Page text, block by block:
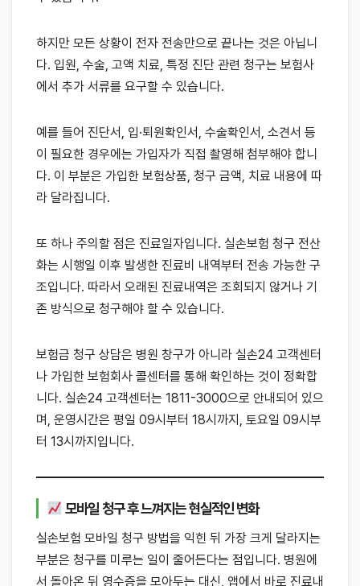
하지만 모든 상황이 전자 전송만으로 끝나는 것은 아닙니
다. 입원, 수술, 고액 치료, 특정 진단 관련 청구는 보험사
에서 추가 서류를 요구할 수 있습니다.
예를 들어 진단서, 입·퇴원확인서, 수술확인서, 소견서 등
이 필요한 경우에는 가입자가 직접 촬영해 첨부해야 합니
다. 이 부분은 가입한 보험상품, 청구 금액, 치료 내용에 따
라 달라집니다.
또 하나 주의할 점은 진료일자입니다. 실손보험 청구 전산
화는 시행일 이후 발생한 진료비 내역부터 전송 가능한 구
조입니다. 따라서 오래된 진료내역은 조회되지 않거나 기
존 방식으로 청구해야 할 수 있습니다.
보험금 청구 상담은 병원 창구가 아니라 실손24 고객센터
나 가입한 보험회사 콜센터를 통해 확인하는 것이 정확합
니다. 실손24 고객센터는 1811-3000으로 안내되어 있으
며, 운영시간은 평일 09시부터 18시까지, 토요일 09시부
터 13시까지입니다.
모바일 청구 후 느껴지는 현실적인 변화
실손보험 모바일 청구 방법을 익힌 뒤 가장 크게 달라지는
부분은 청구를 미루는 일이 줄어든다는 점입니다. 병원에
서 돌아온 뒤 영수증을 모아두는 대신, 앱에서 바로 진료내